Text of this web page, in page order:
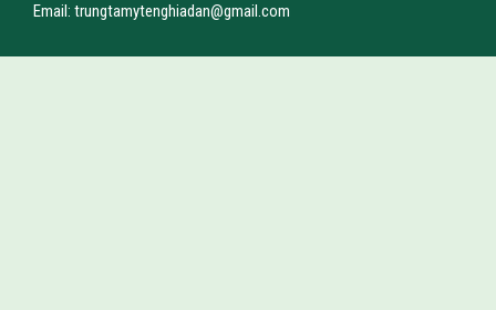
Email: trungtamytenghiadan@gmail.com